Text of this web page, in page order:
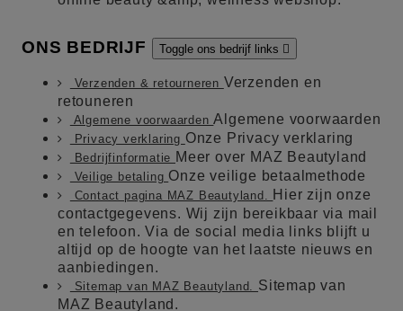
ONS BEDRIJF Toggle ons bedrijf links 
Verzenden & retourneren Verzenden en
retouneren
Algemene voorwaardenAlgemene voorwaarden
Privacy verklaring Onze Privacy verklaring
Bedrijfinformatie Meer over MAZ Beautyland
Veilige betaling Onze veilige betaalmethode
Contact pagina MAZ Beautyland.
Hier zijn onze
contactgegevens. Wij zijn bereikbaar via mail
en telefoon. Via de social media links blijft u
altijd op de hoogte van het laatste nieuws en
aanbiedingen.
Sitemap van MAZ Beautyland. Sitemap van
MAZ Beautyland.